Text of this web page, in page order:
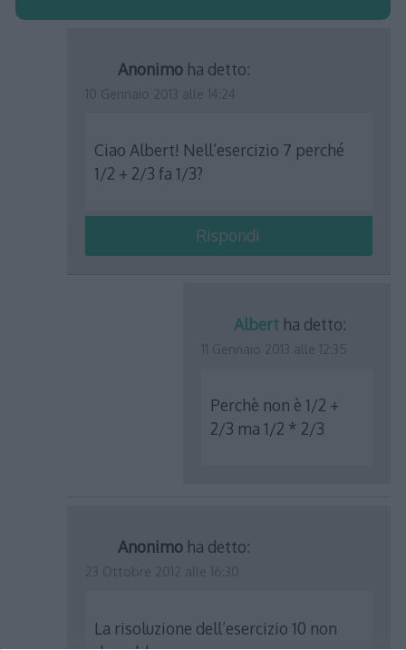
Anonimo ha detto:
Ciao Albert! Nell’esercizio 7 perché
1/2 + 2/3 fa 1/3?
Rispondi
Albert ha detto:
Perchè non è 1/2 +
2/3 ma 1/2 * 2/3
Anonimo ha detto:
La risoluzione dell’esercizio 10 non